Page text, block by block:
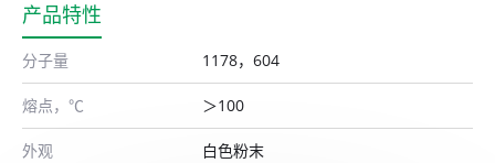
产品特性
分子量 1178，604
熔点，℃ ＞100
外观 白色粉末